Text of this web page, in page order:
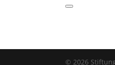
© 2026